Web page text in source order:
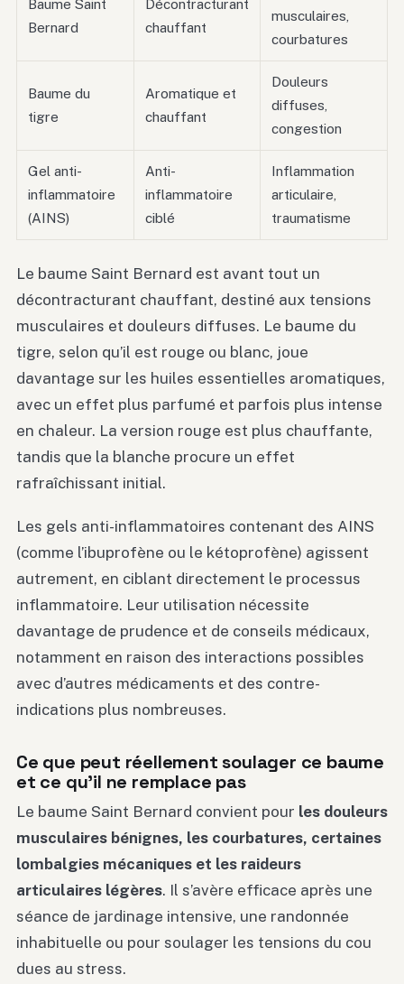
Baume Saint
Bernard
Décontracturant
chauffant
musculaires,
courbatures
Baume du
tigre
Aromatique et
chauffant
Douleurs
diffuses,
congestion
Gel anti-
inflammatoire
(AINS)
Anti-
inflammatoire
ciblé
Inflammation
articulaire,
traumatisme
Le baume Saint Bernard est avant tout un
décontracturant chauffant, destiné aux tensions
musculaires et douleurs diffuses. Le baume du
tigre, selon qu’il est rouge ou blanc, joue
davantage sur les huiles essentielles aromatiques,
avec un effet plus parfumé et parfois plus intense
en chaleur. La version rouge est plus chauffante,
tandis que la blanche procure un effet
rafraîchissant initial.
Les gels anti-inflammatoires contenant des AINS
(comme l’ibuprofène ou le kétoprofène) agissent
autrement, en ciblant directement le processus
inflammatoire. Leur utilisation nécessite
davantage de prudence et de conseils médicaux,
notamment en raison des interactions possibles
avec d’autres médicaments et des contre-
indications plus nombreuses.
Ce que peut réellement soulager ce baume
et ce qu’il ne remplace pas
Le baume Saint Bernard convient pour les douleurs
musculaires bénignes, les courbatures, certaines
lombalgies mécaniques et les raideurs
articulaires légères. Il s’avère efficace après une
séance de jardinage intensive, une randonnée
inhabituelle ou pour soulager les tensions du cou
dues au stress.